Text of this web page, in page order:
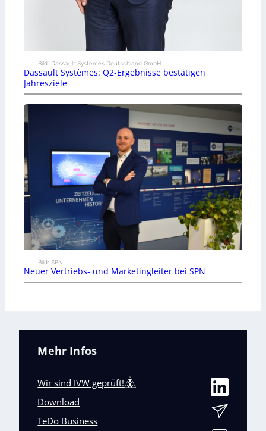
Bild: Dassault Systemes Deutschland GmbH
Dassault Systèmes: Q2-Ergebnisse bestätigen
Jahresziele
Bild: SPN
Neuer Vertriebs- und Marketingleiter bei SPN
Mehr Infos
Wir sind IVW geprüft!
Download
TeDo Business